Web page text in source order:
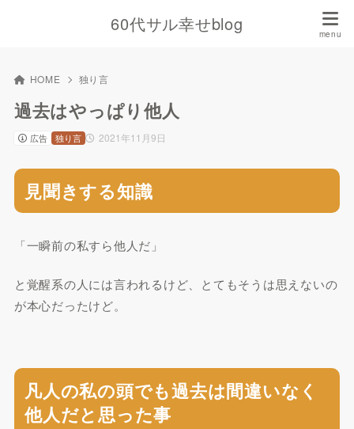
60代サル幸せblog
HOME 独り言
過去はやっぱり他人
広告 2021年11月9日
独り言
見聞きする知識
「一瞬前の私すら他人だ」
と覚醒系の人には言われるけど、とてもそうは思えないの
が本心だったけど。
凡人の私の頭でも過去は間違いなく
他人だと思った事